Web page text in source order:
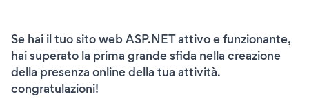
Se hai il tuo sito web ASP.NET attivo e funzionante,
hai superato la prima grande sfida nella creazione
della presenza online della tua attività.
congratulazioni!